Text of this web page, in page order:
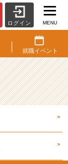
ログイン MENU
就職イベント
>
>